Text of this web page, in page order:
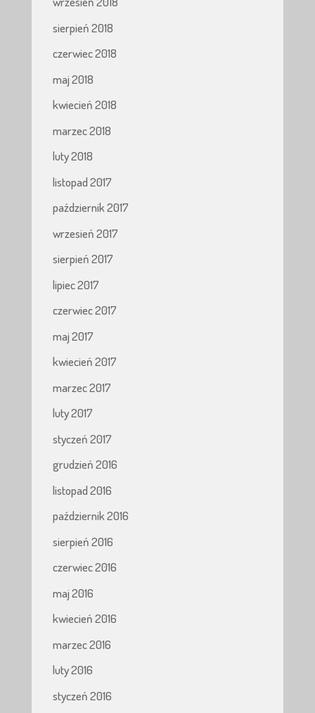
sierpień 2018
czerwiec 2018
maj 2018
kwiecień 2018
marzec 2018
luty 2018
listopad 2017
październik 2017
wrzesień 2017
sierpień 2017
lipiec 2017
czerwiec 2017
maj 2017
kwiecień 2017
marzec 2017
luty 2017
styczeń 2017
grudzień 2016
listopad 2016
październik 2016
sierpień 2016
czerwiec 2016
maj 2016
kwiecień 2016
marzec 2016
luty 2016
styczeń 2016